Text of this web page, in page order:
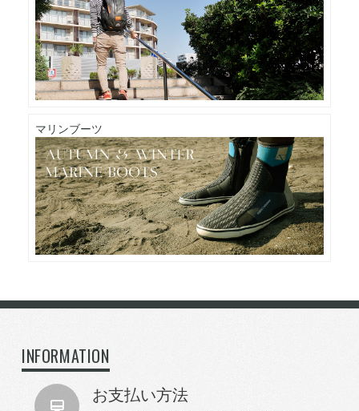
マリンブーツ
INFORMATION
お支払い方法